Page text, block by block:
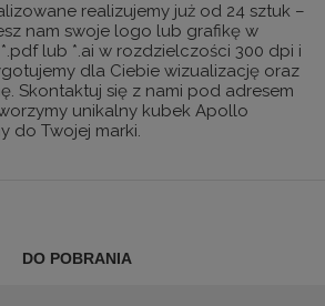
realizujemy już od 24 sztuk –
nam swoje logo lub grafikę w
lub *.ai w rozdzielczości 300 dpi i
dla Ciebie wizualizację oraz
Skontaktuj się z nami pod adresem
unikalny kubek Apollo
do Twojej marki.
DO POBRANIA